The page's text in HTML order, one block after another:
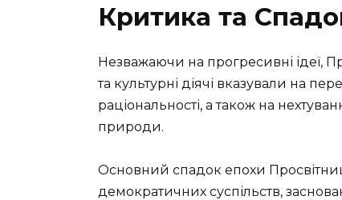
Критика та
Незважаючи на прогресивні ідеї,
та культурні діячі вказували на
раціональності, а також на
природи.
Основний спадок епохи
демократичних суспільств,